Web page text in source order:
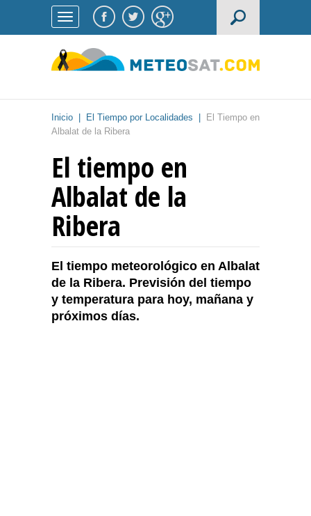
Inicio El Tiempo por Localidades
El Tiempo en
Albalat de la Ribera
El tiempo en
Albalat de la
Ribera
El tiempo meteorológico en Albalat
de la Ribera. Previsión del tiempo
y temperatura para hoy, mañana y
próximos días.